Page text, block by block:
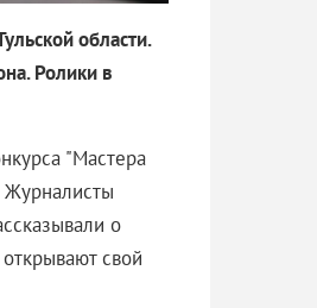
области.
Ролики в
"Мастера
Журналисты
о
свой